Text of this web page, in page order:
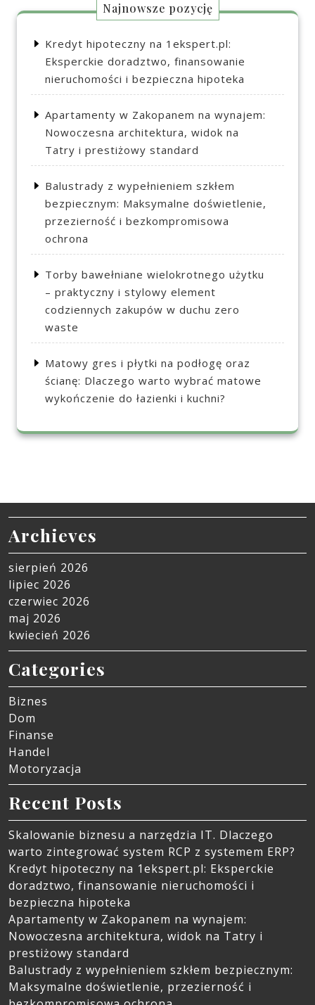
Najnowsze pozycję
Kredyt hipoteczny na 1ekspert.pl:
Eksperckie doradztwo, finansowanie
nieruchomości i bezpieczna hipoteka
Apartamenty w Zakopanem na wynajem:
Nowoczesna architektura, widok na
Tatry i prestiżowy standard
Balustrady z wypełnieniem szkłem
bezpiecznym: Maksymalne doświetlenie,
przezierność i bezkompromisowa
ochrona
Torby bawełniane wielokrotnego użytku
– praktyczny i stylowy element
codziennych zakupów w duchu zero
waste
Matowy gres i płytki na podłogę oraz
ścianę: Dlaczego warto wybrać matowe
wykończenie do łazienki i kuchni?
Archieves
sierpień 2026
lipiec 2026
czerwiec 2026
maj 2026
kwiecień 2026
Categories
Biznes
Dom
Finanse
Handel
Motoryzacja
Recent Posts
Skalowanie biznesu a narzędzia IT. Dlaczego
warto zintegrować system RCP z systemem ERP?
Kredyt hipoteczny na 1ekspert.pl: Eksperckie
doradztwo, finansowanie nieruchomości i
bezpieczna hipoteka
Apartamenty w Zakopanem na wynajem:
Nowoczesna architektura, widok na Tatry i
prestiżowy standard
Balustrady z wypełnieniem szkłem bezpiecznym:
Maksymalne doświetlenie, przezierność i